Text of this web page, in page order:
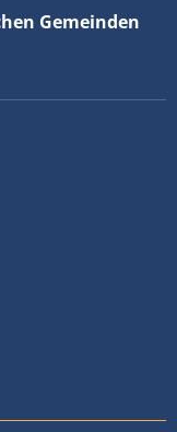
Gemeinden